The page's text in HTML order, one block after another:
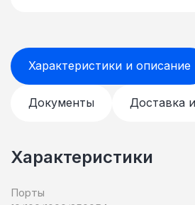
Характеристики и описание
Документы Доставка
Характеристики
Порты